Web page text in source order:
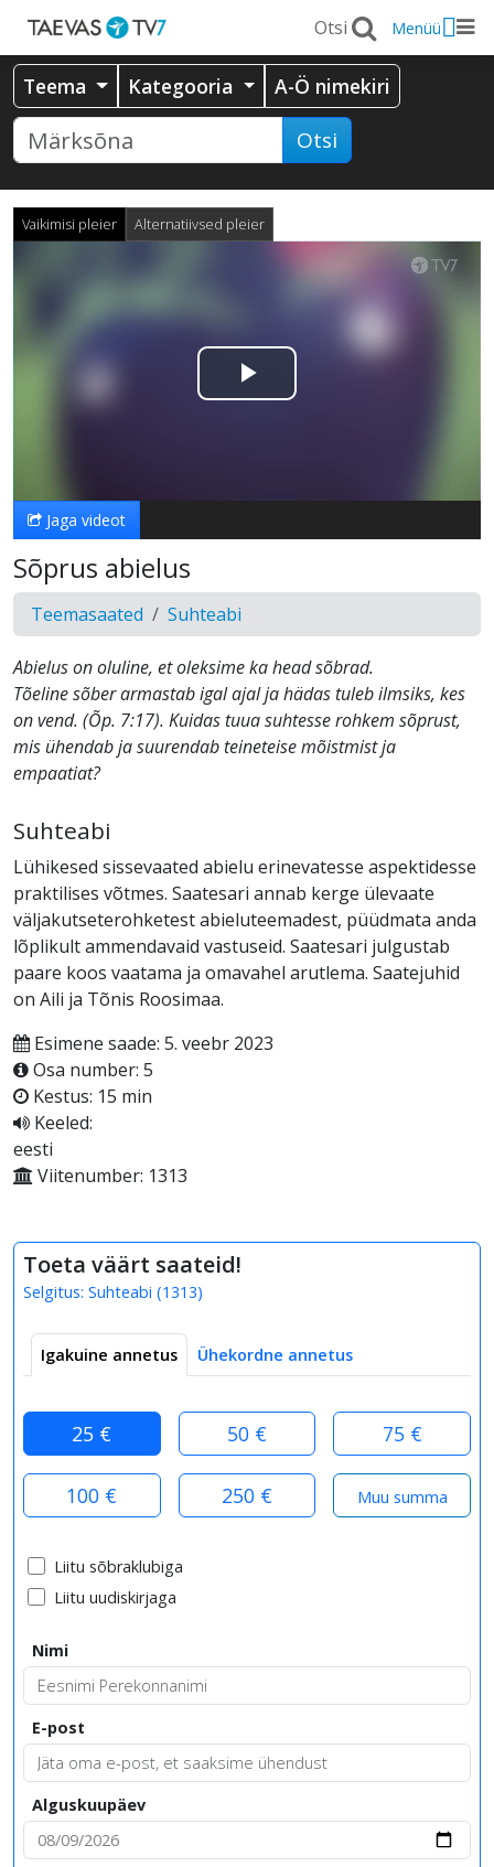
Menüü
Teema Kategooria A-Ö nimekiri
Otsi
Vaikimisi pleier Alternatiivsed pleier
Esita
Jaga videot
Sõprus abielus
Teemasaated Suhteabi
Abielus on oluline, et oleksime ka head sõbrad.
Tõeline sõber armastab igal ajal ja hädas tuleb ilmsiks, kes
on vend. (Õp. 7:17). Kuidas tuua suhtesse rohkem sõprust,
mis ühendab ja suurendab teineteise mõistmist ja
empaatiat?
Suhteabi
Lühikesed sissevaated abielu erinevatesse aspektidesse
praktilises võtmes. Saatesari annab kerge ülevaate
väljakutseterohketest abieluteemadest, püüdmata anda
lõplikult ammendavaid vastuseid. Saatesari julgustab
paare koos vaatama ja omavahel arutlema. Saatejuhid
on Aili ja Tõnis Roosimaa.
Esimene saade: 5. veebr 2023
Osa number: 5
Kestus: 15 min
Keeled:
eesti
Viitenumber: 1313
Toeta väärt saateid!
Selgitus: Suhteabi (1313)
Igakuine annetus Ühekordne annetus
25 € 50 € 75 €
100 € 250 €
Liitu sõbraklubiga
Liitu uudiskirjaga
Nimi
E-post
Alguskuupäev